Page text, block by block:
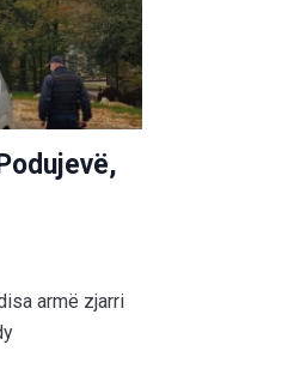
armë zjarri